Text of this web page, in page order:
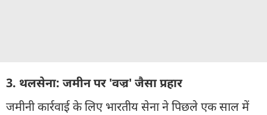
3. थलसेना: जमीन पर 'वज्र' जैसा प्रहार
जमीनी कार्रवाई के लिए भारतीय सेना ने पिछले एक साल में